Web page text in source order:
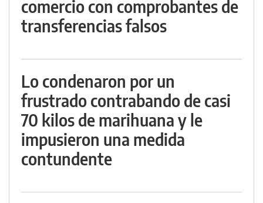
comercio con comprobantes de
transferencias falsos
Lo condenaron por un
frustrado contrabando de casi
70 kilos de marihuana y le
impusieron una medida
contundente